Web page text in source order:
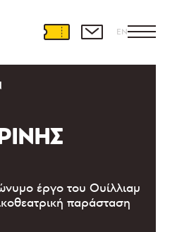
EN
έργο του Ουίλλιαμ
παράσταση